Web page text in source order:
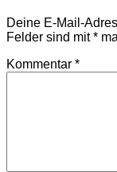
Deine E-Mail-
Felder sind mit*
Kommentar *